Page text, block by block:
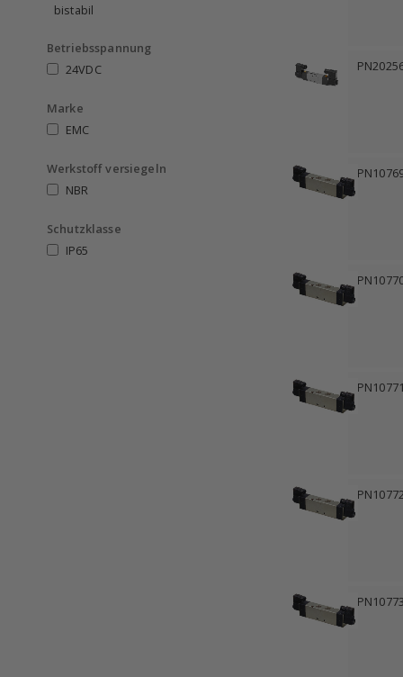
bistabil
Betriebsspannung
24VDC
Marke
EMC
Werkstoff versiegeln
NBR
Schutzklasse
IP65
PN10771
PN10773